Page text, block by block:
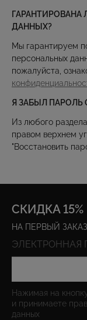
ДАННЫХ?
Мы гарантируем
персональных
пожалуйста,
Я ЗАБЫЛ ПАРОЛЬ
Из любого
правом верхнем
"Восстановить
СКИДКА 15%
НА ПЕРВЫЙ
Нажимая на
и принимаете
данных